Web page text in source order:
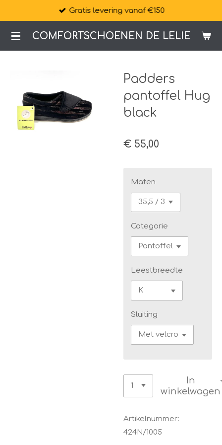
naar
de
COMFORTSCHOENEN DE LELIE
Gratis levering vanaf €150
Padders
pantoffel Hug
black
€ 55,00
Maten
Categorie
Leestbreedte
Sluiting
In
winkelwagen
Artikelnummer:
424N/1005